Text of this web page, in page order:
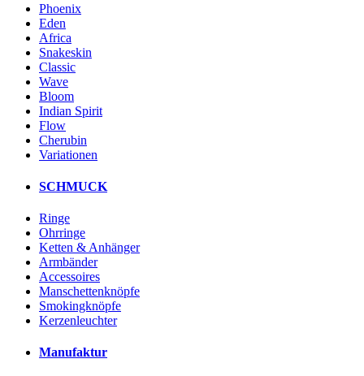
Phoenix
Eden
Africa
Snakeskin
Classic
Wave
Bloom
Indian Spirit
Flow
Cherubin
Variationen
SCHMUCK
Ringe
Ohrringe
Ketten & Anhänger
Armbänder
Accessoires
Manschettenknöpfe
Smokingknöpfe
Kerzenleuchter
Manufaktur